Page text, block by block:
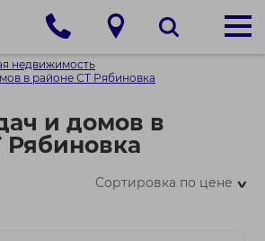
недвижимость
в районе СТ Рябиновка
и домов в
Рябиновка
Сортировка по цене>